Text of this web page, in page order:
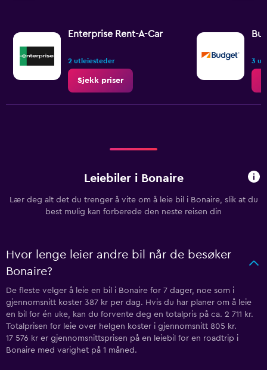
Enterprise Rent-A-Car
2 utleiesteder
Sjekk priser
3
Leiebiler i Bonaire
Lær deg alt det du trenger å vite om å leie bil i Bonaire, slik at du
best mulig kan forberede den neste reisen din
Hvor lenge leier andre bil når de besøker
Bonaire?
De fleste velger å leie en bil i Bonaire for 7 dager, noe som i
gjennomsnitt koster 387 kr per dag. Hvis du har planer om å leie
en bil for én uke, kan du forvente deg en totalpris på ca. 2 711 kr.
Totalprisen for leie over helgen koster i gjennomsnitt 805 kr.
17 576 kr er gjennomsnittsprisen på en leiebil for en roadtrip i
Bonaire med varighet på 1 måned.